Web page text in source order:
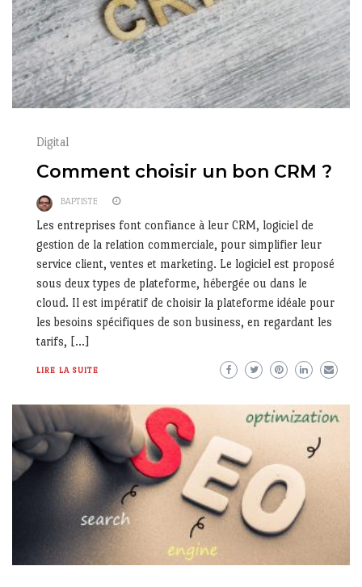
Digital
Comment choisir un bon CRM ?
BAPTISTE
Les entreprises font confiance à leur CRM, logiciel de
gestion de la relation commerciale, pour simplifier leur
service client, ventes et marketing. Le logiciel est proposé
sous deux types de plateforme, hébergée ou dans le
cloud. Il est impératif de choisir la plateforme idéale pour
les besoins spécifiques de son business, en regardant les
tarifs, […]
LIRE LA SUITE